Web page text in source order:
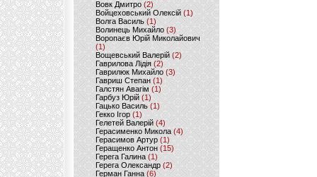
Вовк Дмитро(2)
Войцеховський Олексій(1)
Волга Василь (1)
Волинець Михайло (3)
Воропаєв Юрій Миколайович
(1)
Вощевський Валерій(2)
Гаврилова Лідія (2)
Гаврилюк Михайло (3)
Гавриш Степан (1)
Галстян Авагім (1)
Гарбуз Юрій (1)
Гацько Василь (1)
Гекко Ігор(1)
Гелетей Валерій (4)
Герасименко Микола (4)
Герасимов Артур (1)
Геращенко Антон(15)
Герега Галина (1)
Герега Олександр (2)
Герман Ганна (6)